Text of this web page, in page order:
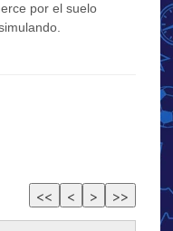
por el suelo